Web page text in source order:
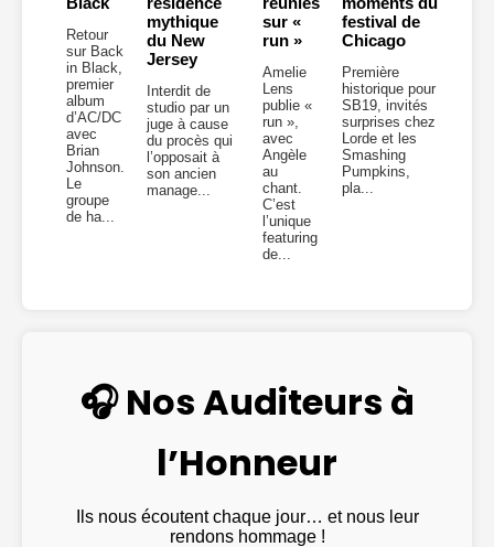
Retour
sur Back
in Black,
premier
album
d’AC/DC
avec
Brian
Johnson.
Le
groupe
de ha...
mythique
du New
Jersey
Interdit de
studio par un
juge à cause
du procès qui
l’opposait à
son ancien
manage...
sur «
run »
Amelie
Lens
publie «
run »,
avec
Angèle
au
chant.
C’est
l’unique
featuring
de...
festival de
Chicago
Première
historique pour
SB19, invités
surprises chez
Lorde et les
Smashing
Pumpkins,
pla...
🎧 Nos Auditeurs à
l’Honneur
Ils nous écoutent chaque jour… et nous leur
rendons hommage !